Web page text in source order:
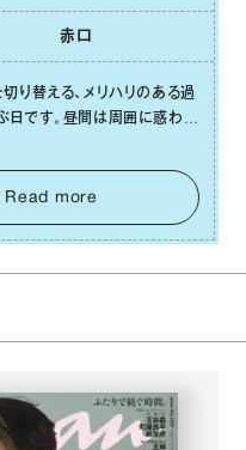
⾚⼝
り替える、メリハリのある過
⽇です。昼間は周囲に惑わさ
て夜は、疲れや寂しさから⽢
う、⼼にしっかりブレーキ
意識の切り替えが、あなたに
らすはずです。
Read more